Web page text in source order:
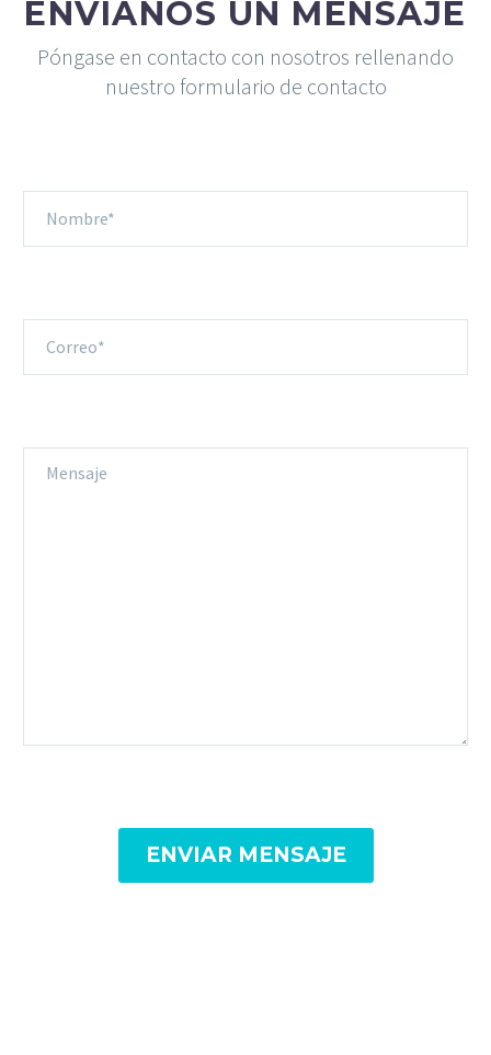
ENVIANOS UN MENSAJE
Póngase en contacto con nosotros rellenando
nuestro formulario de contacto